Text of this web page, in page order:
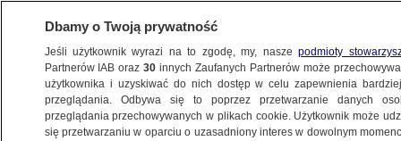
METEO
ŚWIAT
Dbamy o Twoją prywatność
Jeśli użytkownik wyrazi na to zgodę, my, naszepodmioty
Partnerów IAB oraz30 innych Zaufanych Partnerów może
użytkownika i uzyskiwać do nich dostęp w celu zapewnienia
przeglądania. Odbywa się to poprzez przetwarzanie danych
przeglądania przechowywanych w plikach cookie. Użytkownik może
się przetwarzaniu w oparciu o uzasadniony interes w dowolnym